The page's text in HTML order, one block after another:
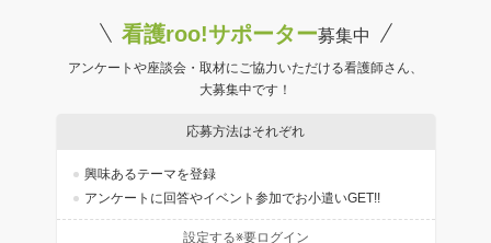
看護roo!サポーター募集中
アンケートや座談会・取材にご協力いただける看護師さん、
大募集中です！
応募方法はそれぞれ
興味あるテーマを登録
アンケートに回答やイベント参加でお小遣いGET!!
設定する※要ログイン